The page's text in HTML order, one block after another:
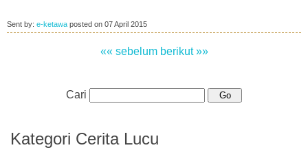
Sent by: e-ketawa posted on 07 April 2015
«« sebelum berikut »»
Cari
Kategori Cerita Lucu